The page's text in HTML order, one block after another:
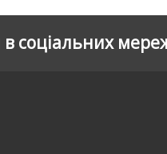
соціальних